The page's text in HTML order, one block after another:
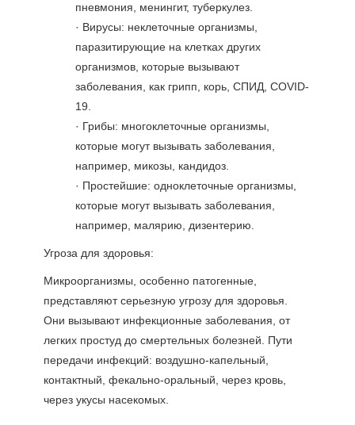
пневмония, менингит, туберкулез.
· Вирусы: неклеточные организмы,
паразитирующие на клетках других
организмов, которые вызывают
заболевания, как грипп, корь, СПИД, COVID-
19.
· Грибы: многоклеточные организмы,
которые могут вызывать заболевания,
например, микозы, кандидоз.
· Простейшие: одноклеточные организмы,
которые могут вызывать заболевания,
например, малярию, дизентерию.
Угроза для здоровья:
Микроорганизмы, особенно патогенные,
представляют серьезную угрозу для здоровья.
Они вызывают инфекционные заболевания, от
легких простуд до смертельных болезней. Пути
передачи инфекций: воздушно-капельный,
контактный, фекально-оральный, через кровь,
через укусы насекомых.